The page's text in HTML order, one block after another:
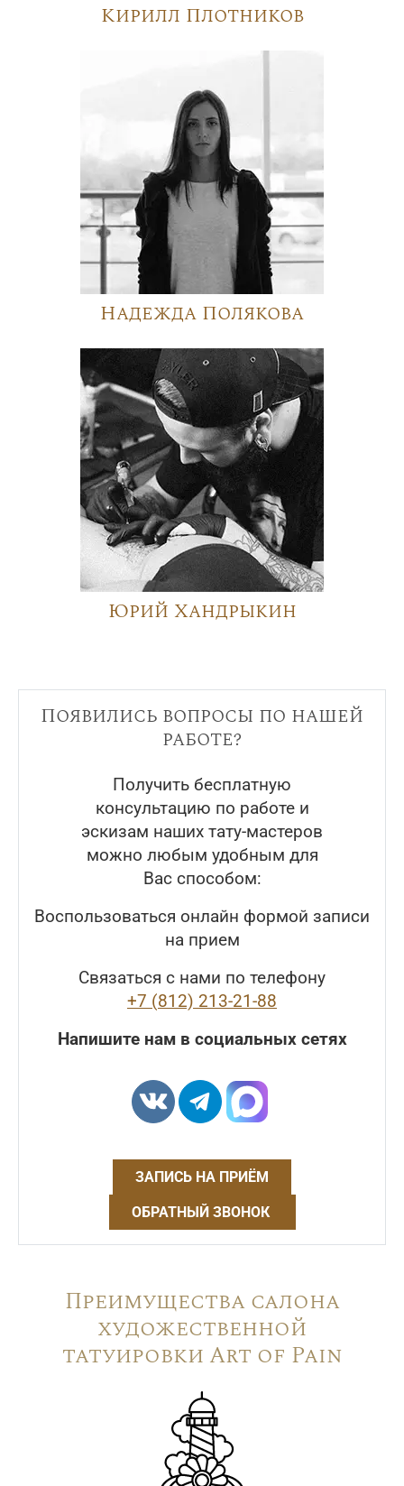
Кирилл Плотников
Надежда Полякова
Юрий Хандрыкин
Появились вопросы по нашей
работе?
Получить бесплатную
консультацию по работе и
эскизам наших тату-мастеров
можно любым удобным для
Вас способом:
Воспользоваться онлайн формой записи
на прием
Связаться с нами по телефону
+7 (812) 213-21-88
Напишите нам в социальных сетях
ЗАПИСЬ НА ПРИЁМ
ОБРАТНЫЙ ЗВОНОК
Преимущества салона
художественной
татуировки Art of Pain